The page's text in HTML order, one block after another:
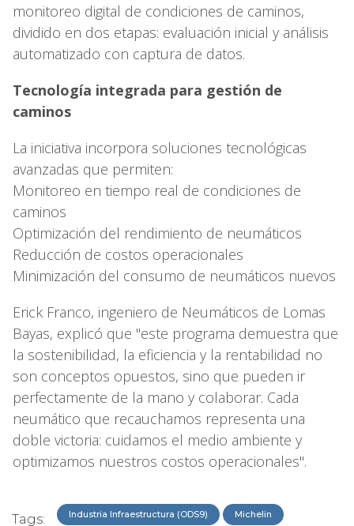
monitoreo digital de condiciones de caminos,
dividido en dos etapas: evaluación inicial y análisis
automatizado con captura de datos.
Tecnología integrada para gestión de
caminos
La iniciativa incorpora soluciones tecnológicas
avanzadas que permiten:
Monitoreo en tiempo real de condiciones de
caminos
Optimización del rendimiento de neumáticos
Reducción de costos operacionales
Minimización del consumo de neumáticos nuevos
Erick Franco, ingeniero de Neumáticos de Lomas
Bayas, explicó que "este programa demuestra que
la sostenibilidad, la eficiencia y la rentabilidad no
son conceptos opuestos, sino que pueden ir
perfectamente de la mano y colaborar. Cada
neumático que recauchamos representa una
doble victoria: cuidamos el medio ambiente y
optimizamos nuestros costos operacionales".
Tags: Industria Infraestructura (ODS9) Michelin